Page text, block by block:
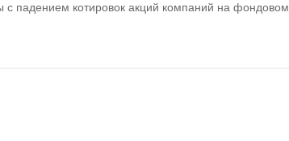
с падением котировок акций компаний на фондовом